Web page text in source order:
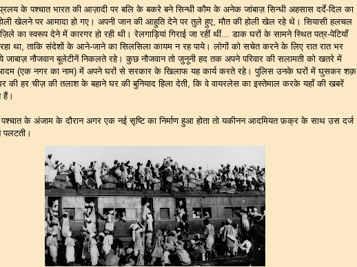
के पश्चात भारत की आज़ादी पर बलि के बकरे बने सिन्धी कौम के अनेक जांबाज़ सिन्धी अहसास दर्दे-दिल का
खेलने पर आमादा हो गए। अपनी जान की आहुति देने पर तुले हुए, मौत की होली खेल रहे थे। सियासी हलचल
का स्वरूप देने में कारगर हो रही थी। रेलगाड़ियां गिराई जा रहीं थीं... डाक घरों के सामने स्थित पत्र-पेटियाँ
था, ताकि संदेशों के आने-जाने का सिलसिला कायम न रह पाये। लोगों को सचेत करने के लिए रात रात भर
जाबाज़ नौजवान बूलेटीनें निकलते रहे। कुछ नौजवान तो जुनूनी हद तक अपने परिवार की सलामती को खतरे में
(एक नगर का नाम) में अपने घरों से सरकार के खिलाफ यह कार्य करते रहे। पुलिस उनके घरों में घुसकर शक़
की हर चीज़ की तलाश के बहाने घर की बुनियाद हिला देती, कि वे वायरलेस का इस्तेमाल करके यहाँ की खबरें
हैं।
के अंजाम के दौरान अगर एक नई सृष्टि का निर्माण हुआ होता तो यकीनन आदमियत फ़क्र के साथ उस दर्ज
पलटती।